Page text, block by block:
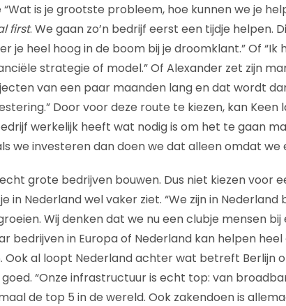
is je grootste probleem, hoe kunnen we je
first. We gaan zo’n bedrijf eerst een tijdje helpen.
je heel hoog in de boom bij je droomklant.” Of
strategie of model.” Of Alexander zet zijn
van een paar maanden lang en dat wordt
Door voor deze route te kiezen, kan
werkelijk heeft wat nodig is om het te gaan
we investeren dan doen we dat alleen omdat we
grote bedrijven bouwen. Dus niet kiezen voor
in Nederland wel vaker ziet. “We zijn in
Wij denken dat we nu een clubje mensen
bedrijven in Europa of Nederland kan helpen
Ook al loopt Nederland achter wat betreft Berlijn
“Onze infrastructuur is echt top: van
de top 5 in de wereld. Ook zakendoen is